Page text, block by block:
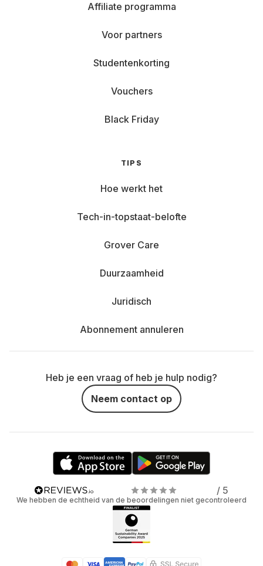
Affiliate programma
Voor partners
Studentenkorting
Vouchers
Black Friday
TIPS
Hoe werkt het
Tech-in-topstaat-belofte
Grover Care
Duurzaamheid
Juridisch
Abonnement annuleren
Heb je een vraag of heb je hulp nodig?
Neem contact op
/ 5
We hebben de echtheid van de beoordelingen niet gecontroleerd